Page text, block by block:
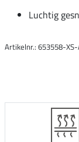
Luchtig
Artikelnr.: 653558-